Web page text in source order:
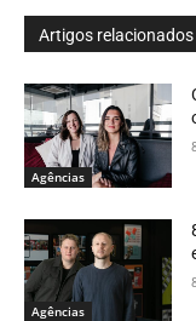
Artigos relacionados
Agências
Agências